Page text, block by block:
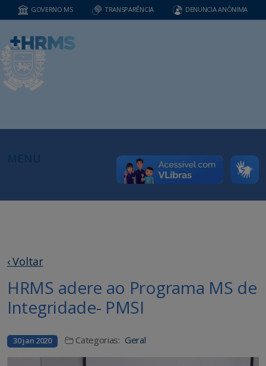
GOVERNO MS TRANSPARÊNCIA DENUNCIA ANÔNIMA
‹ Voltar
HRMS adere ao Programa MS de
Integridade- PMSI
30 jan 2020 Categorias: Geral